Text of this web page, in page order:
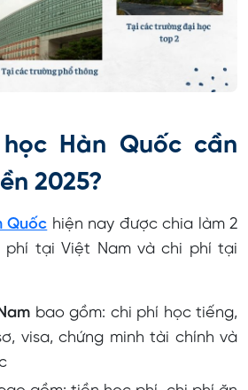
Hàn Quốc cần
2025?
Quốc hiện nay được chia làm 2
phí tại Việt Nam và chi phí tại
bao gồm: chi phí học tiếng,
visa, chứng minh tài chính và